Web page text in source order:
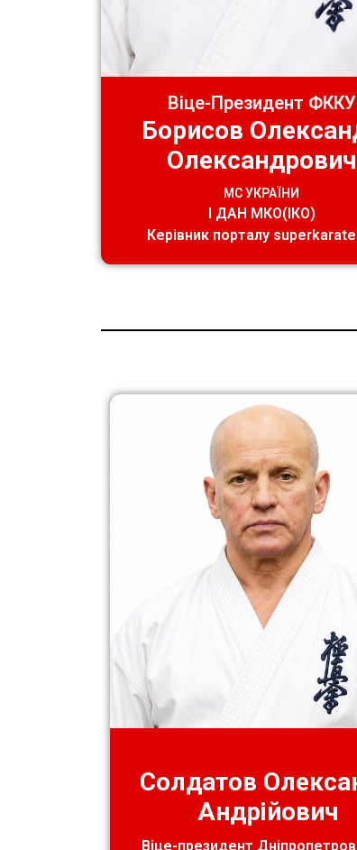
Віце-Президент ФККУ
Борисов
Олександрович
МС УКРАЇНИ
І ДАН МКО(ІКО)
Керівник порталу
Солдатов
Андрійович
Віце-президент